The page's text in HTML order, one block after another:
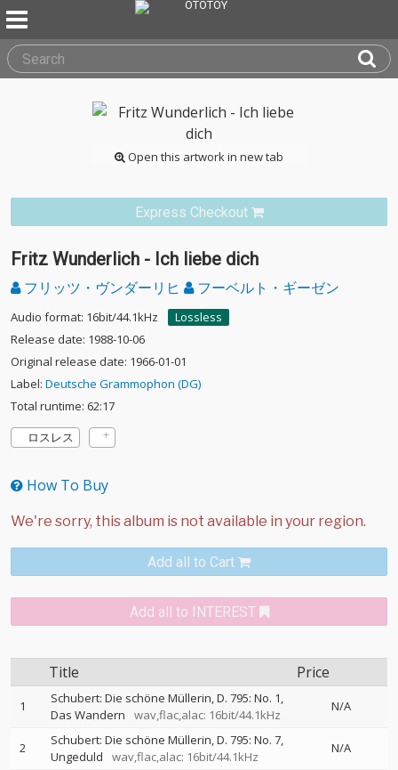
Open this artwork in new tab
Express Checkout
Fritz Wunderlich - Ich liebe dich
フリッツ・ヴンダーリヒ フーベルト・ギーゼン
Audio format: 16bit/44.1kHz
Lossless
Release date: 1988-10-06
Original release date: 1966-01-01
Label: Deutsche Grammophon (DG)
Total runtime: 62:17
ロスレス
How To Buy
Add all to Cart
Add all to INTEREST
Title Price
1
Schubert: Die schöne Müllerin, D. 795: No. 1,
Das Wandern
wav,flac,alac: 16bit/44.1kHz
N/A
2
Schubert: Die schöne Müllerin, D. 795: No. 7,
Ungeduld
wav,flac,alac: 16bit/44.1kHz
N/A